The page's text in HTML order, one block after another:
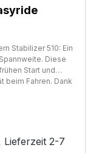
Stabilizer 510: Ein
Diese
Start und
beim Fahren. Dank
Wellen. Trotz
geschmeidig.
– ein optimales
Lieferzeit 2-7